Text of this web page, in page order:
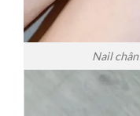
Nail